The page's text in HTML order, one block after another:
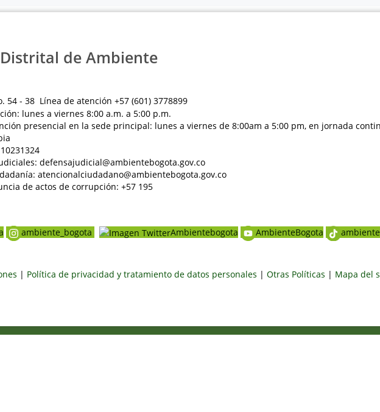
de Ambiente
54 - 38 Línea de atención +57 (601) 3778899
lunes a viernes 8:00 a.m. a 5:00 p.m.
presencial en la sede principal: lunes a viernes de 8:00am a 5:00 pm, en jornada
defensajudicial@ambientebogota.gov.co
atencionalciudadano@ambientebogota.gov.co
de actos de corrupción: +57 195
ambiente_bogota Ambientebogota AmbienteBogota
| Política de privacidad y tratamiento de datos personales | Otras Políticas | Mapa del